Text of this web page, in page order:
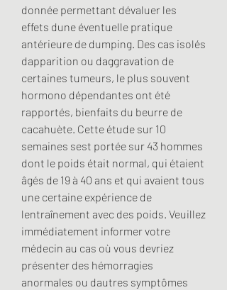
donnée permettant dévaluer les
effets dune éventuelle pratique
antérieure de dumping. Des cas isolés
dapparition ou daggravation de
certaines tumeurs, le plus souvent
hormono dépendantes ont été
rapportés, bienfaits du beurre de
cacahuète. Cette étude sur 10
semaines sest portée sur 43 hommes
dont le poids était normal, qui étaient
âgés de 19 à 40 ans et qui avaient tous
une certaine expérience de
lentraînement avec des poids. Veuillez
immédiatement informer votre
médecin au cas où vous devriez
présenter des hémorragies
anormales ou dautres symptômes